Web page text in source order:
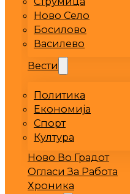
Ново Село
Босилово
Василево
Вести
Политика
Економија
Спорт
Култура
Ново Во Градот
Огласи За Работа
Хроника